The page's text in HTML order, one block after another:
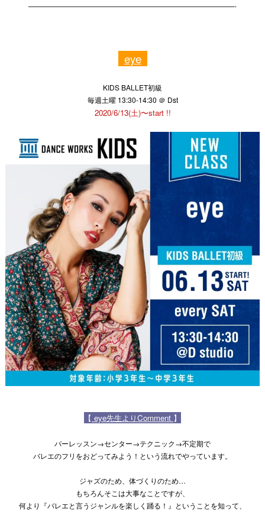
—————————————————————————————-
eye
KIDS BALLET初級
毎週土曜 13:30-14:30 ＠ Dst
2020/6/13(土)〜start !!
【 eye先生よりComment 】
バーレッスン→センター→テクニック→不定期で
バレエのフリをおどってみよう！という流れでやっています。
ジャズのため、体づくりのため…
もちろんそこは大事なことですが、
何より『バレエと言うジャンルを楽しく踊る！』ということを知って、